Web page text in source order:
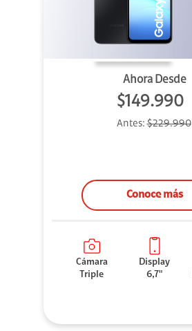
Ahora Desde
$149.990
Antes:$229.990
Conoce más
Cámara
Triple
Display
6,7"